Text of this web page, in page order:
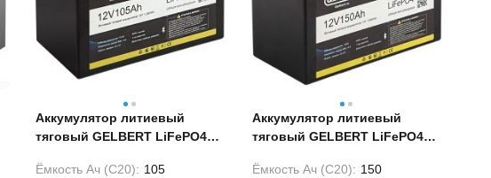
Аккумулятор литиевый
тяговый GELBERT LiFePO4
Ёмкость Ач (С20): 105
Аккумулятор литиевый
тяговый GELBERT LiFePO4
Ёмкость Ач (С20): 150